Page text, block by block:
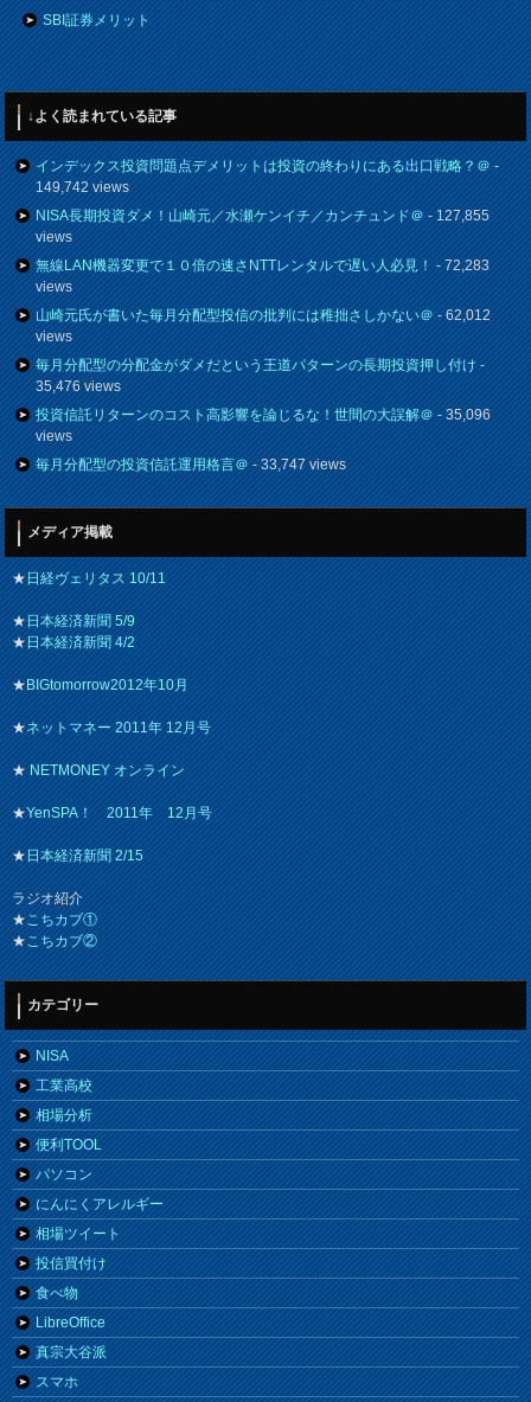
SBI証券メリット
↓よく読まれている記事
インデックス投資問題点デメリットは投資の終わりにある出口戦略？＠-
149,742 views
NISA長期投資ダメ！山崎元／水瀬ケンイチ／カンチュンド＠- 127,855
views
無線LAN機器変更で１０倍の速さNTTレンタルで遅い人必見！- 72,283
views
山崎元氏が書いた毎月分配型投信の批判には稚拙さしかない＠- 62,012
views
毎月分配型の分配金がダメだという王道パターンの長期投資押し付け-
35,476 views
投資信託リターンのコスト高影響を論じるな！世間の大誤解＠- 35,096
views
毎月分配型の投資信託運用格言＠- 33,747 views
メディア掲載
★日経ヴェリタス 10/11
★日本経済新聞 5/9
★日本経済新聞 4/2
★BIGtomorrow2012年10月
★ネットマネー 2011年 12月号
★NETMONEY オンライン
★YenSPA！ 2011年 12月号
★日本経済新聞 2/15
ラジオ紹介
★こちカブ①
★こちカブ②
カテゴリー
NISA
工業高校
相場分析
便利TOOL
パソコン
にんにくアレルギー
相場ツイート
投信買付け
食べ物
LibreOffice
真宗大谷派
スマホ